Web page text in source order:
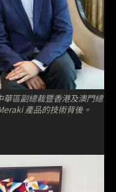
區副總裁暨香港及澳門總
產品的技術背後。